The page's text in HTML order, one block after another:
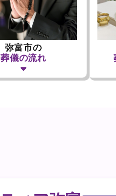
弥富市の
葬儀の流れ